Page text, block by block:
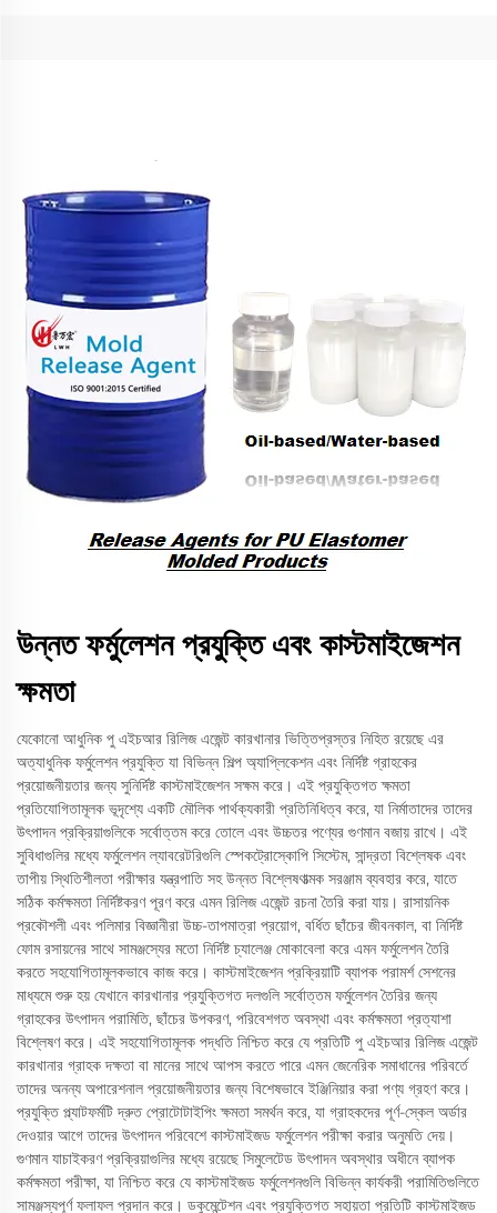
উন্নত ফর্মুলেশন প্রযুক্তি এবং কাস্টমাইজেশন
ক্ষমতা
যেকোনো আধুনিক পু এইচআর রিলিজ এজেন্ট কারখানার ভিত্তিপ্রস্তর নিহিত রয়েছে এর
অত্যাধুনিক ফর্মুলেশন প্রযুক্তি যা বিভিন্ন শিল্প অ্যাপ্লিকেশন এবং নির্দিষ্ট গ্রাহকের
প্রয়োজনীয়তার জন্য সুনির্দিষ্ট কাস্টমাইজেশন সক্ষম করে। এই প্রযুক্তিগত ক্ষমতা
প্রতিযোগিতামূলক ভূদৃশ্যে একটি মৌলিক পার্থক্যকারী প্রতিনিধিত্ব করে, যা নির্মাতাদের তাদের
উৎপাদন প্রক্রিয়াগুলিকে সর্বোত্তম করে তোলে এবং উচ্চতর পণ্যের গুণমান বজায় রাখে। এই
সুবিধাগুলির মধ্যে ফর্মুলেশন ল্যাবরেটরিগুলি স্পেকট্রোস্কোপি সিস্টেম, সান্দ্রতা বিশ্লেষক এবং
তাপীয় স্থিতিশীলতা পরীক্ষার যন্ত্রপাতি সহ উন্নত বিশ্লেষণাত্মক সরঞ্জাম ব্যবহার করে, যাতে
সঠিক কর্মক্ষমতা নির্দিষ্টকরণ পূরণ করে এমন রিলিজ এজেন্ট রচনা তৈরি করা যায়। রাসায়নিক
প্রকৌশলী এবং পলিমার বিজ্ঞানীরা উচ্চ-তাপমাত্রা প্রয়োগ, বর্ধিত ছাঁচের জীবনকাল, বা নির্দিষ্ট
ফোম রসায়নের সাথে সামঞ্জস্যের মতো নির্দিষ্ট চ্যালেঞ্জ মোকাবেলা করে এমন ফর্মুলেশন তৈরি
করতে সহযোগিতামূলকভাবে কাজ করে। কাস্টমাইজেশন প্রক্রিয়াটি ব্যাপক পরামর্শ সেশনের
মাধ্যমে শুরু হয় যেখানে কারখানার প্রযুক্তিগত দলগুলি সর্বোত্তম ফর্মুলেশন তৈরির জন্য
গ্রাহকের উৎপাদন পরামিতি, ছাঁচের উপকরণ, পরিবেশগত অবস্থা এবং কর্মক্ষমতা প্রত্যাশা
বিশ্লেষণ করে। এই সহযোগিতামূলক পদ্ধতি নিশ্চিত করে যে প্রতিটি পু এইচআর রিলিজ এজেন্ট
কারখানার গ্রাহক দক্ষতা বা মানের সাথে আপস করতে পারে এমন জেনেরিক সমাধানের পরিবর্তে
তাদের অনন্য অপারেশনাল প্রয়োজনীয়তার জন্য বিশেষভাবে ইঞ্জিনিয়ার করা পণ্য গ্রহণ করে।
প্রযুক্তি প্ল্যাটফর্মটি দ্রুত প্রোটোটাইপিং ক্ষমতা সমর্থন করে, যা গ্রাহকদের পূর্ণ-স্কেল অর্ডার
দেওয়ার আগে তাদের উৎপাদন পরিবেশে কাস্টমাইজড ফর্মুলেশন পরীক্ষা করার অনুমতি দেয়।
গুণমান যাচাইকরণ প্রক্রিয়াগুলির মধ্যে রয়েছে সিমুলেটেড উৎপাদন অবস্থার অধীনে ব্যাপক
কর্মক্ষমতা পরীক্ষা, যা নিশ্চিত করে যে কাস্টমাইজড ফর্মুলেশনগুলি বিভিন্ন কার্যকরী পরামিতিগুলিতে
সামঞ্জস্যপূর্ণ ফলাফল প্রদান করে। ডকুমেন্টেশন এবং প্রযুক্তিগত সহায়তা প্রতিটি কাস্টমাইজড